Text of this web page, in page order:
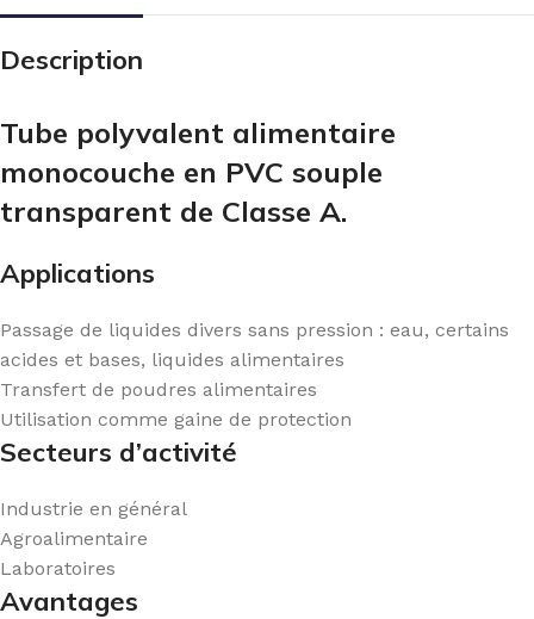
Description
Tube polyvalent alimentaire
monocouche en PVC souple
transparent de Classe A.
Applications
Passage de liquides divers sans pression : eau, certains
acides et bases, liquides alimentaires
Transfert de poudres alimentaires
Utilisation comme gaine de protection
Secteurs d’activité
Industrie en général
Agroalimentaire
Laboratoires
Avantages